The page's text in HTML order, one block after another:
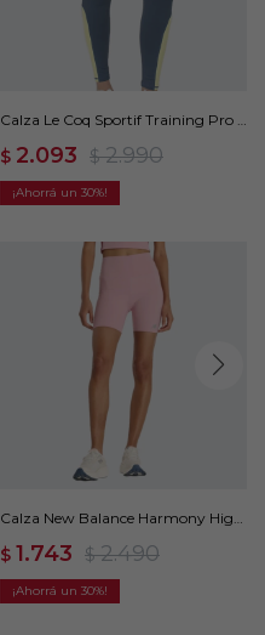
Calza Le Coq Sportif Training Pro -
$ 2.093 $ 2.990
30
Calza New Balance Harmony High
$ 1.743 $ 2.490
30